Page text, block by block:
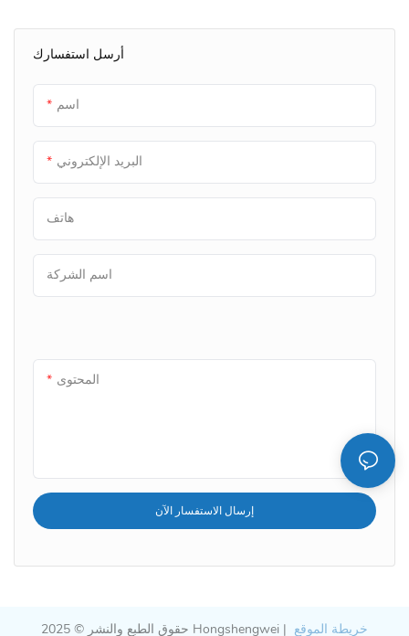
أرسل استفسارك
اسم
البريد الإلكتروني
هاتف
اسم الشركة
المحتوى
إرسال الاستفسار الآن
حقوق الطبع والنشر © 2025 Hongshengwei | خريطة الموقع